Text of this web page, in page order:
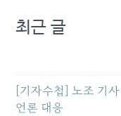
최근 글
[기자수첩] 노조 기
언론 대응